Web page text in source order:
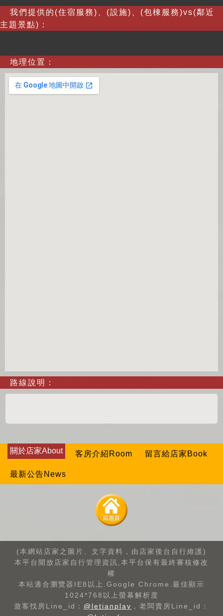
我們提供的(住宿服務)、(設施)、(包棟服務)vs(鄰近
主題景點)：
地理位置：
路線說明：
關於店家About 客房介紹Room 留言給店家Book
最新公告News
(本網站店家之圖片、文字資料，由店家後台自行維護)
本平台開放店家自行管理資訊,本平台保有最終審核修改
權
本站適合瀏覽器IE8以上.Google Chrome.最佳顯示
1024*768以上螢幕解析度
遊客找房Line_id： @letianplay ，老闆賣房Line_id：